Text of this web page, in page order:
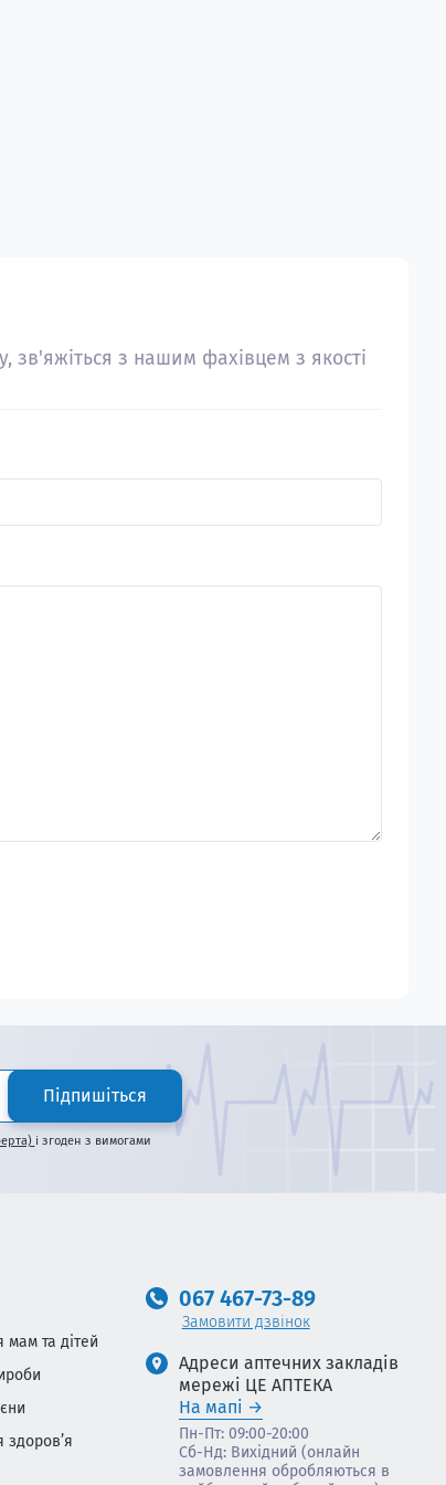
зв'яжіться з нашим фахівцем з якості
Підпишіться
і згоден з вимогами
мам та дітей
здоров’я
067 467-73-89
Замовити дзвінок
Адреси аптечних закладів
мережі ЦЕ АПТЕКА
На мапі
Пн-Пт: 09:00-20:00
Сб-Нд: Вихідний (онлайн
замовлення обробляються в